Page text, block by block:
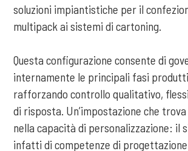
soluzioni impiantistiche per il
multipack ai sistemi di cartoning.
Questa configurazione consente di
internamente le principali fasi
rafforzando controllo qualitativo,
di risposta. Un’impostazione che
nella capacità di personalizzazione: il
infatti di competenze di